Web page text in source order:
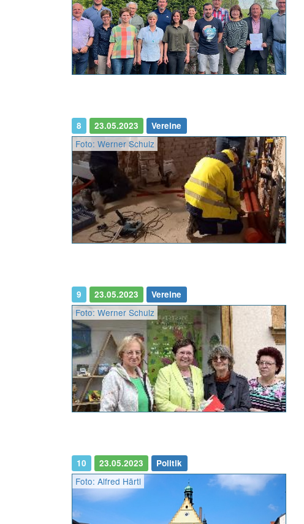
8 23.05.2023 Vereine
Foto: Werner Schulz
9 23.05.2023 Vereine
Foto: Werner Schulz
10 23.05.2023 Politik
Foto: Alfred Härtl